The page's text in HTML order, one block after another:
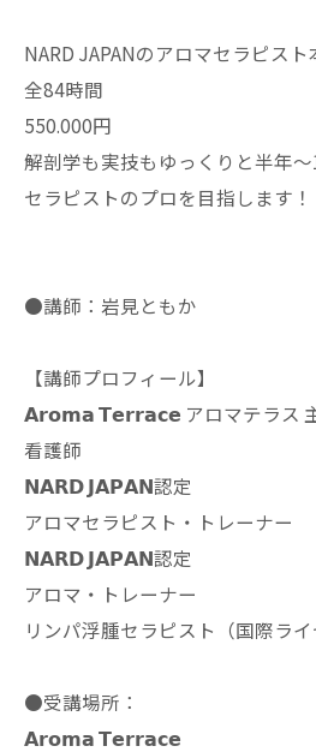
NARD JAPANのアロマセラピス
全84時間
550.000円
解剖学も実技もゆっくりと半年
セラピストのプロを目指します！
●講師：岩見ともか
【講師プロフィール】
𝗔𝗿𝗼𝗺𝗮 𝗧𝗲𝗿𝗿𝗮𝗰𝗲 アロマテラス
看護師
𝗡𝗔𝗥𝗗 𝗝𝗔𝗣𝗔𝗡認定
アロマセラピスト・トレーナー
𝗡𝗔𝗥𝗗 𝗝𝗔𝗣𝗔𝗡認定
アロマ・トレーナー
リンパ浮腫セラピスト（国際ライ
●受講場所：
𝗔𝗿𝗼𝗺𝗮 𝗧𝗲𝗿𝗿𝗮𝗰𝗲